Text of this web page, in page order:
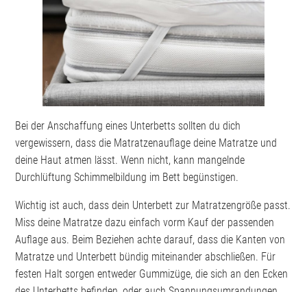
Bei der Anschaffung eines Unterbetts sollten du dich
vergewissern, dass die Matratzenauflage deine Matratze und
deine Haut atmen lässt. Wenn nicht, kann mangelnde
Durchlüftung Schimmelbildung im Bett begünstigen.
Wichtig ist auch, dass dein Unterbett zur Matratzengröße passt.
Miss deine Matratze dazu einfach vorm Kauf der passenden
Auflage aus. Beim Beziehen achte darauf, dass die Kanten von
Matratze und Unterbett bündig miteinander abschließen. Für
festen Halt sorgen entweder Gummizüge, die sich an den Ecken